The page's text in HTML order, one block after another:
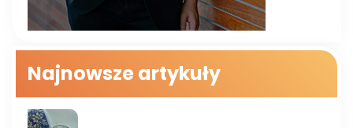
Najnowsze artykuły